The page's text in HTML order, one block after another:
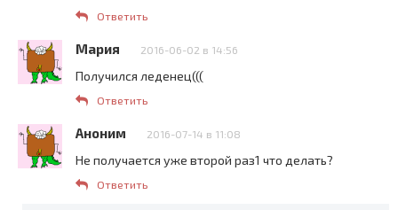
Ответить
Мария 2016-06-02 в 14:56
Получился леденец(((
Ответить
Аноним 2016-07-14 в 11:08
Не получается уже второй раз1 что делать?
Ответить